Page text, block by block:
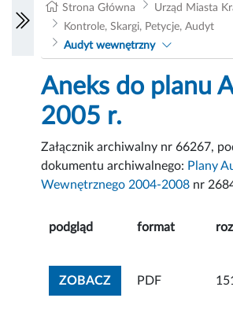
Strona Główna
Urząd Miasta
Kontrole, Skargi, Petycje, Audyt
Audyt wewnętrzny
Aneks do planu
2005 r.
Załącznik archiwalny nr 66267,
dokumentu archiwalnego: Plany
Wewnętrznego 2004-2008 nr
podgląd format
ZOBACZZOBACZ
PDF